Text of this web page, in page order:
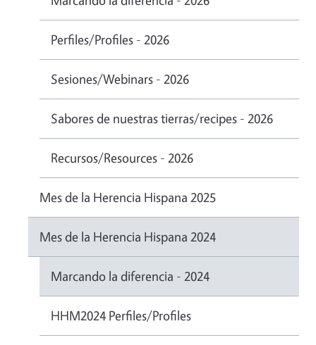
Perfiles/Profiles - 2026
Sesiones/Webinars - 2026
Sabores de nuestras tierras/recipes - 2026
Recursos/Resources - 2026
Mes de la Herencia Hispana 2025
Mes de la Herencia Hispana 2024
Marcando la diferencia - 2024
HHM2024 Perfiles/Profiles